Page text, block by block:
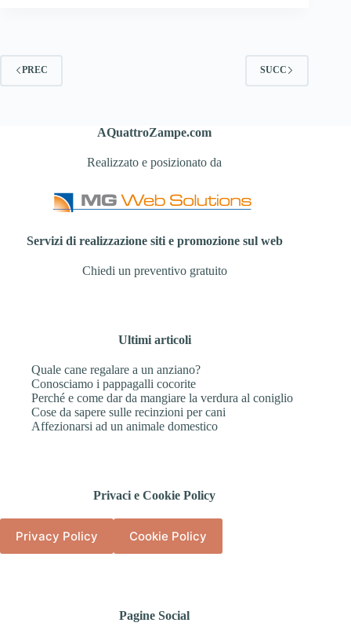
PREC SUCC
AQuattroZampe.com
Realizzato e posizionato da
Servizi di realizzazione siti e promozione sul web
Chiedi un preventivo gratuito
Ultimi articoli
Quale cane regalare a un anziano?
Conosciamo i pappagalli cocorite
Perché e come dar da mangiare la verdura al coniglio
Cose da sapere sulle recinzioni per cani
Affezionarsi ad un animale domestico
Privaci e Cookie Policy
Privacy Policy Cookie Policy
Pagine Social